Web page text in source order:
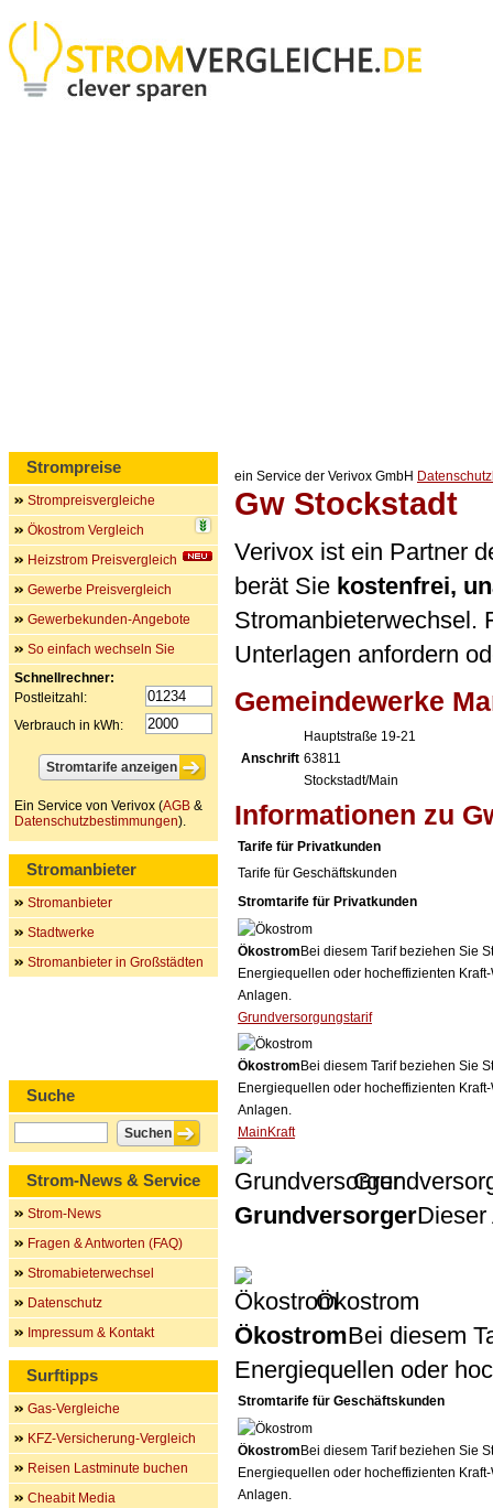
ein Service der Verivox GmbH
Gw Stockstadt
Verivox ist ein Partner
berät Sie kostenfrei,
Stromanbieterwechsel.
Unterlagen anfordern
Gemeindewerke
Anschrift
Hauptstraße 19-21
63811
Stockstadt/Main
Informationen zu
Tarife für Privatkunden
Tarife für Geschäftskunden
Stromtarife für Privatkunden
Ökostrom Bei diesem Tarif beziehen Sie
Energiequellen oder hocheffizienten
Anlagen.
Grundversorgungstarif
Ökostrom Bei diesem Tarif beziehen Sie
Energiequellen oder hocheffizienten
Anlagen.
MainKraft
GrundversorgerDieser
Ökostrom
ÖkostromBei diesem
Energiequellen oder
Stromtarife für Geschäftskunden
Ökostrom Bei diesem Tarif beziehen Sie
Energiequellen oder hocheffizienten
Anlagen.
Strompreise
Strompreisvergleiche
Ökostrom Vergleich
Heizstrom Preisvergleich
Gewerbe Preisvergleich
Gewerbekunden-Angebote
So einfach wechseln Sie
Schnellrechner:
Postleitzahl:
Verbrauch in kWh:
Ein Service von Verivox (AGB &
Datenschutzbestimmungen).
Stromanbieter
Stromanbieter
Stadtwerke
Stromanbieter in Großstädten
Suche
Strom-News & Service
Strom-News
Fragen & Antworten (FAQ)
Stromabieterwechsel
Datenschutz
Impressum & Kontakt
Surftipps
Gas-Vergleiche
KFZ-Versicherung-Vergleich
Reisen Lastminute buchen
Cheabit Media